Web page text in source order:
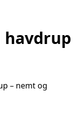
havdrup
– nemt og